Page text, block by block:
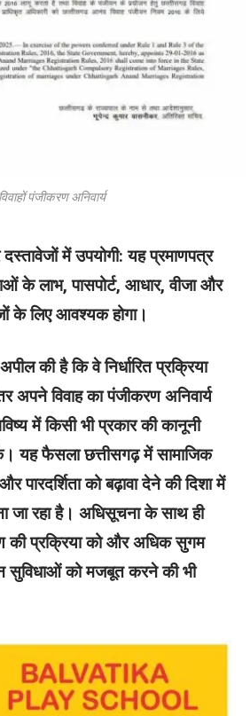
विवाहों पंजीकरण अनिवार्य
में उपयोगी: यह प्रमाणपत्र
के लाभ, पासपोर्ट, आधार, वीजा और
के लिए आवश्यक होगा।
की है कि वे निर्धारित प्रक्रिया
अपने विवाह का पंजीकरण अनिवार्य
में किसी भी प्रकार की कानूनी
यह फैसला छत्तीसगढ़ में सामाजिक
पारदर्शिता को बढ़ावा देने की दिशा में
जा रहा है। अधिसूचना के साथ ही
की प्रक्रिया को और अधिक सुगम
सुविधाओं को मजबूत करने की भी